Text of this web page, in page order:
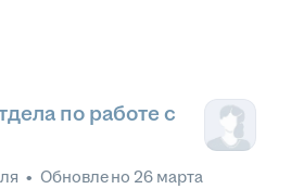
по работе с
• Обновлено 26 марта